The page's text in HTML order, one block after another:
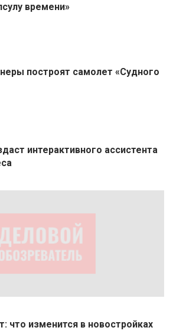
времени»
построят самолет «Судного
интерактивного ассистента
что изменится в новостройках